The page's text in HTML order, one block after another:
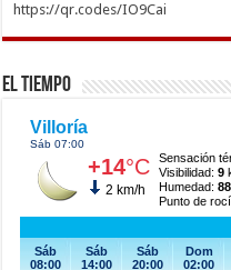
https://qr.codes/IO9Cai
El Tiempo